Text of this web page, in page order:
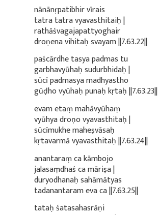
nānānṛpatibhir vīrais
tatra tatra vyavasthitaiḥ |
rathāśvagajapattyoghair
droṇena vihitaḥ svayam ||7.63.22||
paścārdhe tasya padmas tu
garbhavyūhaḥ sudurbhidaḥ |
sūcī padmasya madhyastho
gūḍho vyūhaḥ punaḥ kṛtaḥ ||7.63.23||
evam etaṃ mahāvyūhaṃ
vyūhya droṇo vyavasthitaḥ |
sūcīmukhe maheṣvāsaḥ
kṛtavarmā vyavasthitaḥ ||7.63.24||
anantaraṃ ca kāmbojo
jalasaṃdhaś ca māriṣa |
duryodhanaḥ sahāmātyas
tadanantaram eva ca ||7.63.25||
tataḥ śatasahasrāṇi